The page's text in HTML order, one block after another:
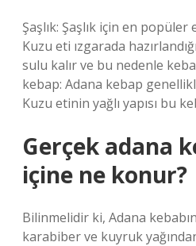
Şaşlık: Şaşlık için en
Kuzu eti ızgarada
sulu kalır ve bu nedenle
kebap: Adana kebap
Kuzu etinin yağlı yapısı bu
Gerçek adana
içine ne konur?
Bilinmelidir ki, Adana
karabiber ve kuyruk